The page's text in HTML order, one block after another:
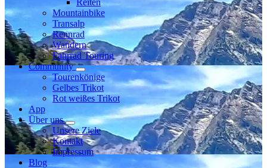
Mountainbike
Transalp
Rennrad
Wandern
Fahrrad Touring
Community
Tourenkönige
Gelbes Trikot
Rot weißes Trikot
App
Über uns
Unsere Ziele
Kontakt
Impressum
Blog